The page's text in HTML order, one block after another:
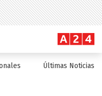
Últimas Noticias